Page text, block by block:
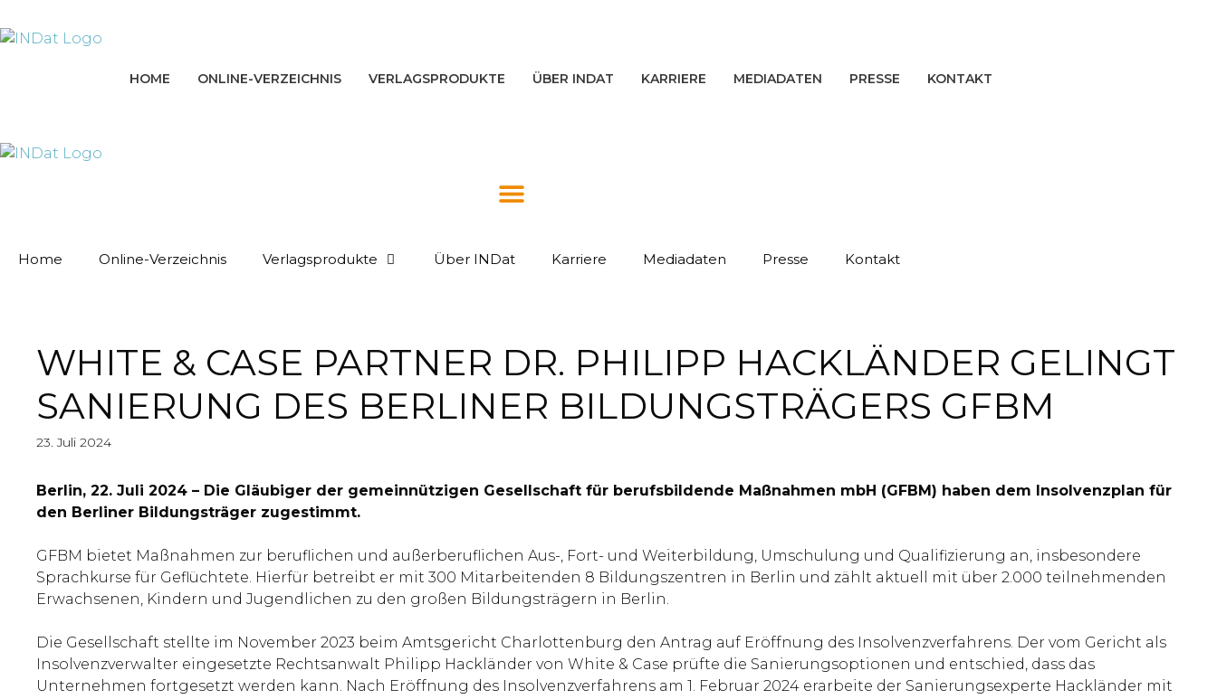
Inhalt
HOME ONLINE-VERZEICHNIS VERLAGSPRODUKTE ÜBER INDAT KARRIERE MEDIADATEN PRESSE KONTAKT
Home Online-Verzeichnis Verlagsprodukte Über INDat Karriere Mediadaten Presse Kontakt
WHITE & CASE PARTNER DR. PHILIPP HACKLÄNDER GELINGT
SANIERUNG DES BERLINER BILDUNGSTRÄGERS GFBM
23. Juli 2024
Berlin, 22. Juli 2024 – Die Gläubiger der gemeinnützigen Gesellschaft für berufsbildende Maßnahmen mbH (GFBM) haben dem Insolvenzplan für
den Berliner Bildungsträger zugestimmt.
GFBM bietet Maßnahmen zur beruflichen und außerberuflichen Aus-, Fort- und Weiterbildung, Umschulung und Qualifizierung an, insbesondere
Sprachkurse für Geflüchtete. Hierfür betreibt er mit 300 Mitarbeitenden 8 Bildungszentren in Berlin und zählt aktuell mit über 2.000 teilnehmenden
Erwachsenen, Kindern und Jugendlichen zu den großen Bildungsträgern in Berlin.
Die Gesellschaft stellte im November 2023 beim Amtsgericht Charlottenburg den Antrag auf Eröffnung des Insolvenzverfahrens. Der vom Gericht als
Insolvenzverwalter eingesetzte Rechtsanwalt Philipp Hackländer von White & Case prüfte die Sanierungsoptionen und entschied, dass das
Unternehmen fortgesetzt werden kann. Nach Eröffnung des Insolvenzverfahrens am 1. Februar 2024 erarbeite der Sanierungsexperte Hackländer mit